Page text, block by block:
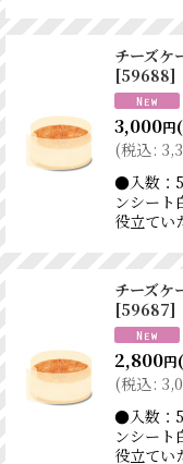
チーズ
[59688]
3,000円
(税込:
●入数：
ンシート
役立てい
チーズ
[59687]
2,800円
(税込:
●入数：
ンシート
役立てい